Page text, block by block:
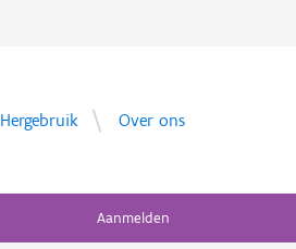
Hergebruik Over ons
Aanmelden